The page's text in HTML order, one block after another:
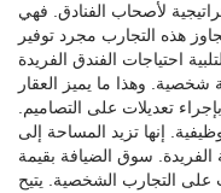
لأصحاب الفنادق. فهي
هذه التجارب مجرد توفير
احتياجات الفندق الفريدة
شخصية. وهذا ما يميز العقار
تعديلات على التصاميم.
إنها تزيد المساحة إلى
سوق الضيافة بقيمة
على التجارب الشخصية. يتيح